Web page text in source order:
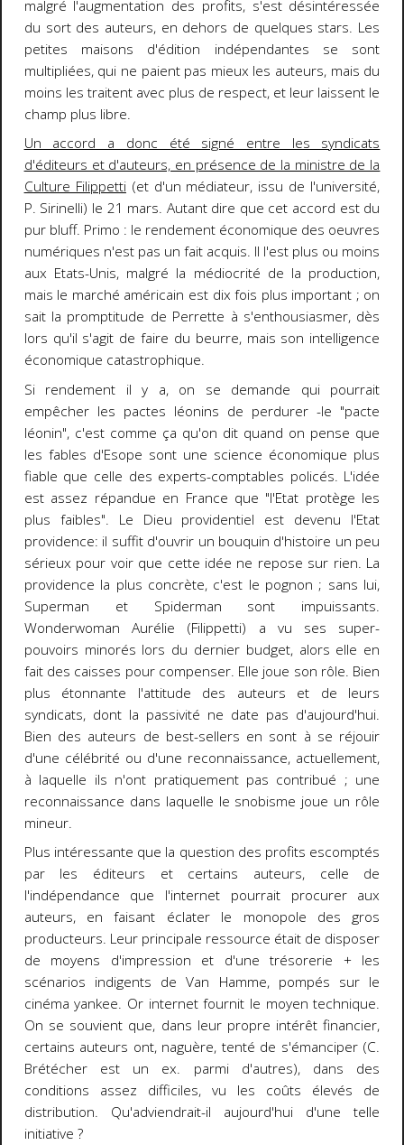
malgré l'augmentation des profits, s'est désintéressée
du sort des auteurs, en dehors de quelques stars. Les
petites maisons d'édition indépendantes se sont
multipliées, qui ne paient pas mieux les auteurs, mais du
moins les traitent avec plus de respect, et leur laissent le
champ plus libre.
Un accord a donc été signé entre les syndicats
d'éditeurs et d'auteurs, en présence de la ministre de la
Culture Filippetti(et d'un médiateur, issu de l'université,
P. Sirinelli) le 21 mars. Autant dire que cet accord est du
pur bluff. Primo : le rendement économique des oeuvres
numériques n'est pas un fait acquis. Il l'est plus ou moins
aux Etats-Unis, malgré la médiocrité de la production,
mais le marché américain est dix fois plus important ; on
sait la promptitude de Perrette à s'enthousiasmer, dès
lors qu'il s'agit de faire du beurre, mais son intelligence
économique catastrophique.
Si rendement il y a, on se demande qui pourrait
empêcher les pactes léonins de perdurer -le "pacte
léonin", c'est comme ça qu'on dit quand on pense que
les fables d'Esope sont une science économique plus
fiable que celle des experts-comptables policés. L'idée
est assez répandue en France que "l'Etat protège les
plus faibles". Le Dieu providentiel est devenu l'Etat
providence: il suffit d'ouvrir un bouquin d'histoire un peu
sérieux pour voir que cette idée ne repose sur rien. La
providence la plus concrète, c'est le pognon ; sans lui,
Superman et Spiderman sont impuissants.
Wonderwoman Aurélie (Filippetti) a vu ses super-
pouvoirs minorés lors du dernier budget, alors elle en
fait des caisses pour compenser. Elle joue son rôle. Bien
plus étonnante l'attitude des auteurs et de leurs
syndicats, dont la passivité ne date pas d'aujourd'hui.
Bien des auteurs de best-sellers en sont à se réjouir
d'une célébrité ou d'une reconnaissance, actuellement,
à laquelle ils n'ont pratiquement pas contribué ; une
reconnaissance dans laquelle le snobisme joue un rôle
mineur.
Plus intéressante que la question des profits escomptés
par les éditeurs et certains auteurs, celle de
l'indépendance que l'internet pourrait procurer aux
auteurs, en faisant éclater le monopole des gros
producteurs. Leur principale ressource était de disposer
de moyens d'impression et d'une trésorerie + les
scénarios indigents de Van Hamme, pompés sur le
cinéma yankee. Or internet fournit le moyen technique.
On se souvient que, dans leur propre intérêt financier,
certains auteurs ont, naguère, tenté de s'émanciper (C.
Brétécher est un ex. parmi d'autres), dans des
conditions assez difficiles, vu les coûts élevés de
distribution. Qu'adviendrait-il aujourd'hui d'une telle
initiative ?